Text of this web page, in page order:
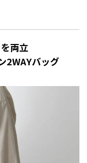
両立
2WAYバッグ